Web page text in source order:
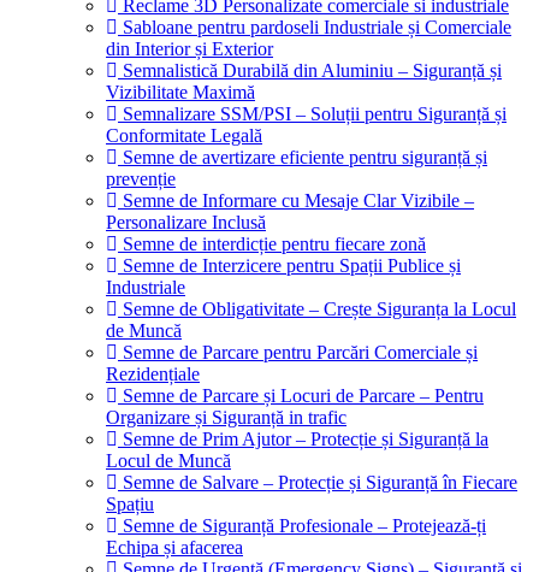
Reclame 3D Personalizate comerciale si industriale
Sabloane pentru pardoseli Industriale și Comerciale
din Interior și Exterior
Semnalistică Durabilă din Aluminiu – Siguranță și
Vizibilitate Maximă
Semnalizare SSM/PSI – Soluții pentru Siguranță și
Conformitate Legală
Semne de avertizare eficiente pentru siguranță și
prevenție
Semne de Informare cu Mesaje Clar Vizibile –
Personalizare Inclusă
Semne de interdicție pentru fiecare zonă
Semne de Interzicere pentru Spații Publice și
Industriale
Semne de Obligativitate – Crește Siguranța la Locul
de Muncă
Semne de Parcare pentru Parcări Comerciale și
Rezidențiale
Semne de Parcare și Locuri de Parcare – Pentru
Organizare și Siguranță in trafic
Semne de Prim Ajutor – Protecție și Siguranță la
Locul de Muncă
Semne de Salvare – Protecție și Siguranță în Fiecare
Spațiu
Semne de Siguranță Profesionale – Protejează-ți
Echipa și afacerea